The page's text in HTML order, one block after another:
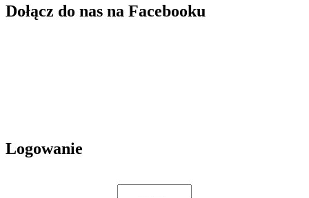
Dołącz do nas na Facebooku
Logowanie